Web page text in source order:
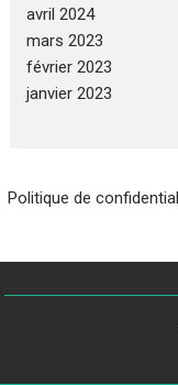
avril 2024
mars 2023
février 2023
janvier 2023
Politique de